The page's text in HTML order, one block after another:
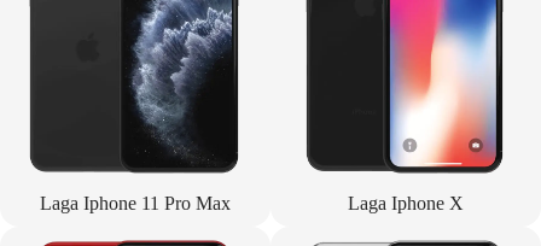
Laga Iphone 11 Pro Max Laga Iphone X